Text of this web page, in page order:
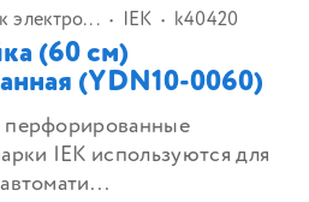
электро... IEK k40420
(60 см)
(YDN10-0060)
IEK используются для